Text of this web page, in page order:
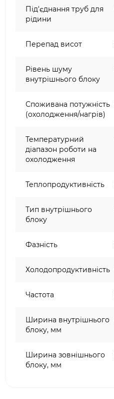
Під'єднання труб для
рідини
Перепад висот
Рівень шуму
внутрішнього блоку
Споживана потужність
(охолодження/нагрів)
Температурний
діапазон роботи на
охолодження
Теплопродуктивність
Тип внутрішнього
блоку
Фазність
Холодопродуктивність
Частота
Ширина внутрішнього
блоку, мм
Ширина зовнішнього
блоку, мм